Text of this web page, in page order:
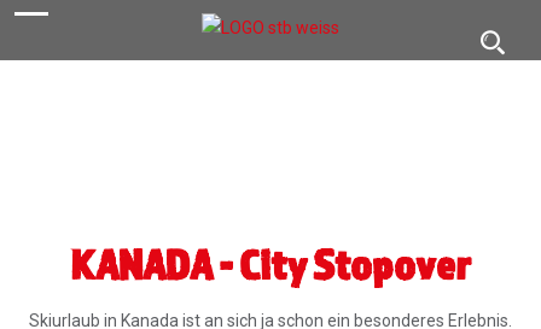
KANADA - City Stopover
Skiurlaub in Kanada ist an sich ja schon ein besonderes Erlebnis.